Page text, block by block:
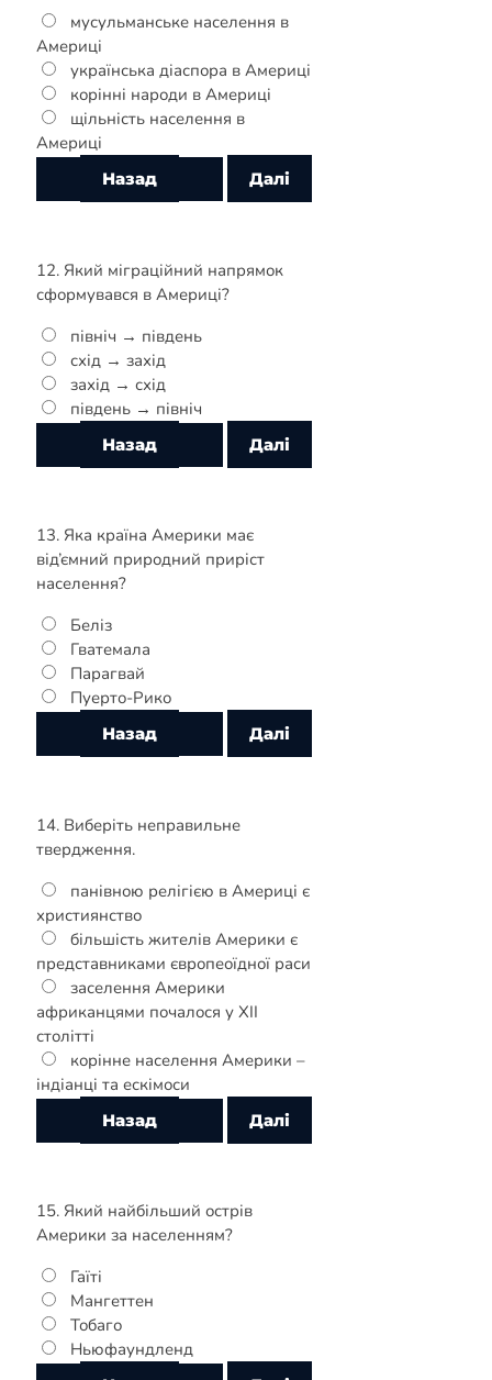
мусульманське населення в
Америці
українська діаспора в Америці
корінні народи в Америці
щільність населення в
Америці
12. Який міграційний напрямок
сформувався в Америці?
північ → південь
схід → захід
захід → схід
південь → північ
13. Яка країна Америки має
від’ємний природний приріст
населення?
Беліз
Гватемала
Парагвай
Пуерто-Рико
14. Виберіть неправильне
твердження.
панівною релігією в Америці є
християнство
більшість жителів Америки є
представниками європеоїдної раси
заселення Америки
африканцями почалося у XII
столітті
корінне населення Америки –
індіанці та ескімоси
15. Який найбільший острів
Америки за населенням?
Гаїті
Мангеттен
Тобаго
Ньюфаундленд